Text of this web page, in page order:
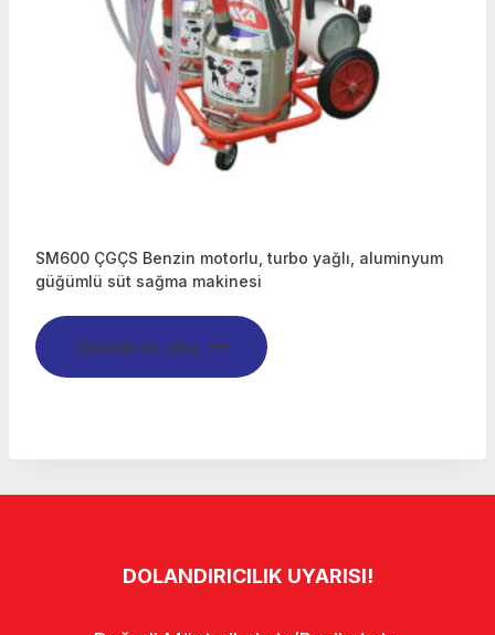
SM600 ÇGÇS Benzin motorlu, turbo yağlı, aluminyum
güğümlü süt sağma makinesi
Devamını oku
DOLANDIRICILIK UYARISI!